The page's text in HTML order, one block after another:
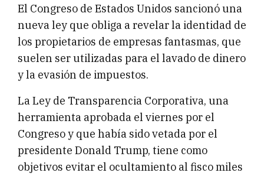
El Congreso de Estados Unidos sancionó una
nueva ley que obliga a revelar la identidad de
los propietarios de empresas fantasmas, que
suelen ser utilizadas para el lavado de dinero
y la evasión de impuestos.
La Ley de Transparencia Corporativa, una
herramienta aprobada el viernes por el
Congreso y que había sido vetada por el
presidente Donald Trump, tiene como
objetivos evitar el ocultamiento al fisco miles